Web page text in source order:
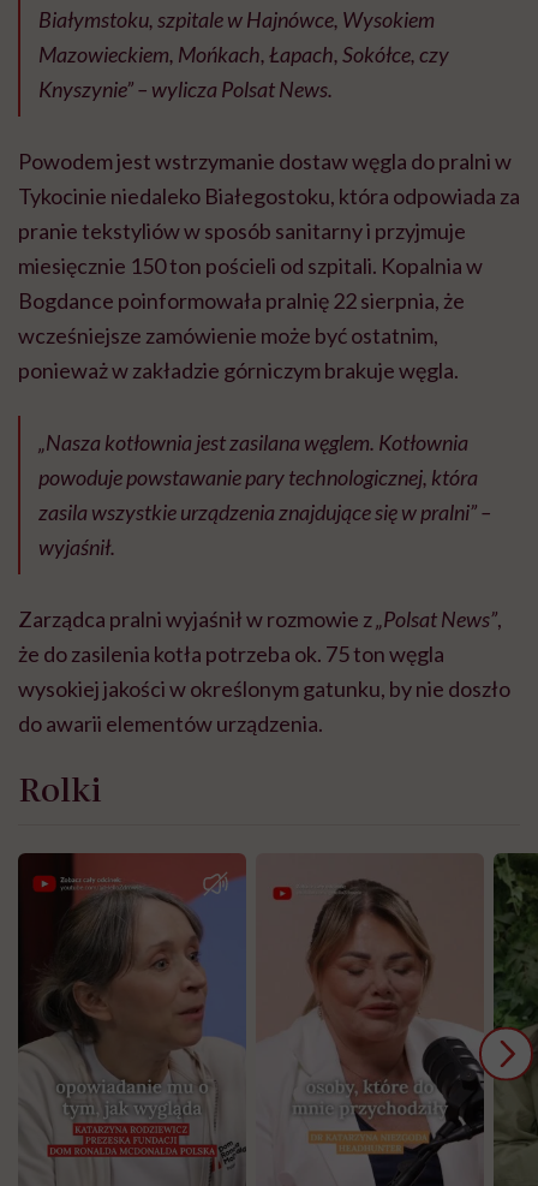
Białymstoku, szpitale w Hajnówce, Wysokiem
Mazowieckiem, Mońkach, Łapach, Sokółce, czy
Knyszynie” – wylicza Polsat News.
Powodem jest wstrzymanie dostaw węgla do pralni w
Tykocinie niedaleko Białegostoku, która odpowiada za
pranie tekstyliów w sposób sanitarny i przyjmuje
miesięcznie 150 ton pościeli od szpitali. Kopalnia w
Bogdance poinformowała pralnię 22 sierpnia, że
wcześniejsze zamówienie może być ostatnim,
ponieważ w zakładzie górniczym brakuje węgla.
„Nasza kotłownia jest zasilana węglem. Kotłownia
powoduje powstawanie pary technologicznej, która
zasila wszystkie urządzenia znajdujące się w pralni” –
wyjaśnił.
Zarządca pralni wyjaśnił w rozmowie z„Polsat News”,
że do zasilenia kotła potrzeba ok. 75 ton węgla
wysokiej jakości w określonym gatunku, by nie doszło
do awarii elementów urządzenia.
Rolki